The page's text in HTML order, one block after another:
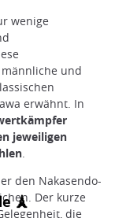
wenige
und
erwähnt. In
jeweiligen
den Nakasendo-
Der kurze
die